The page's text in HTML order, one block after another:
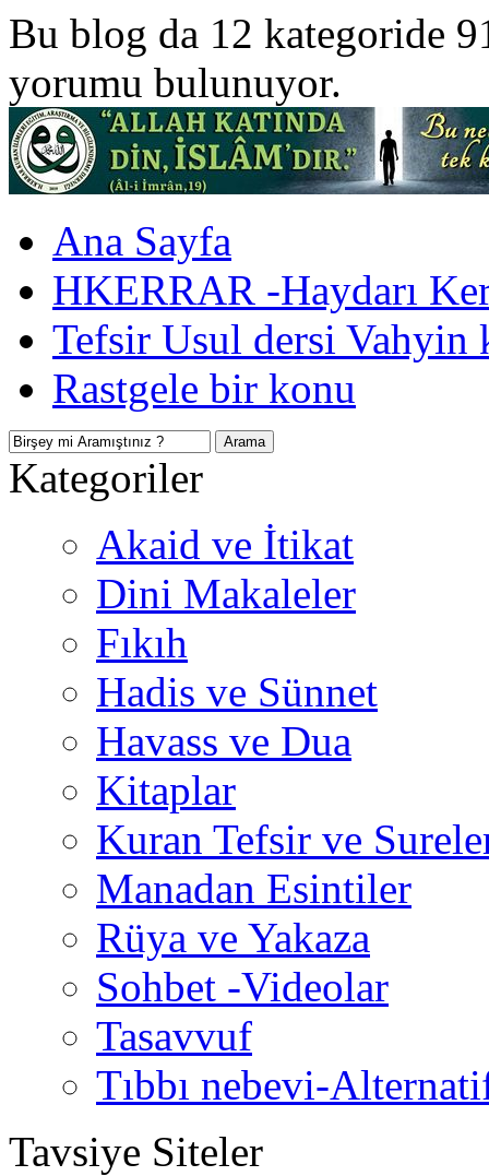
Bu blog da 12 kategoride
yorumu bulunuyor.
Ana Sayfa
HKERRAR -Haydarı
Tefsir Usul dersi Vahyin
Rastgele bir konu
Kategoriler
Akaid ve İtikat
Dini Makaleler
Fıkıh
Hadis ve Sünnet
Havass ve Dua
Kitaplar
Kuran Tefsir ve
Manadan Esintiler
Rüya ve Yakaza
Sohbet -Videolar
Tasavvuf
Tıbbı nebevi-
Tavsiye Siteler